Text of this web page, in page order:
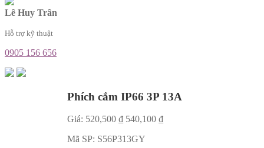
Lê Huy Trân
Hỗ trợ kỹ thuật
0905 156 656
Phích cắm IP66 3P 13A
Giá: 520,500 ₫ 540,100 ₫
Mã SP: S56P313GY